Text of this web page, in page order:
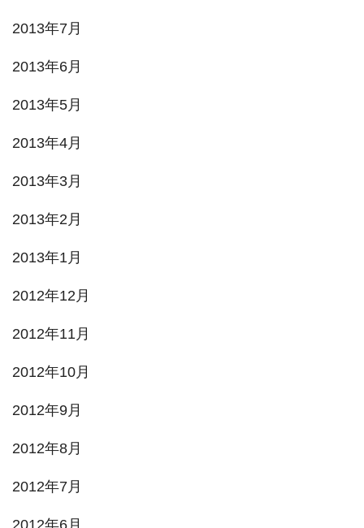
2013年7月
2013年6月
2013年5月
2013年4月
2013年3月
2013年2月
2013年1月
2012年12月
2012年11月
2012年10月
2012年9月
2012年8月
2012年7月
2012年6月